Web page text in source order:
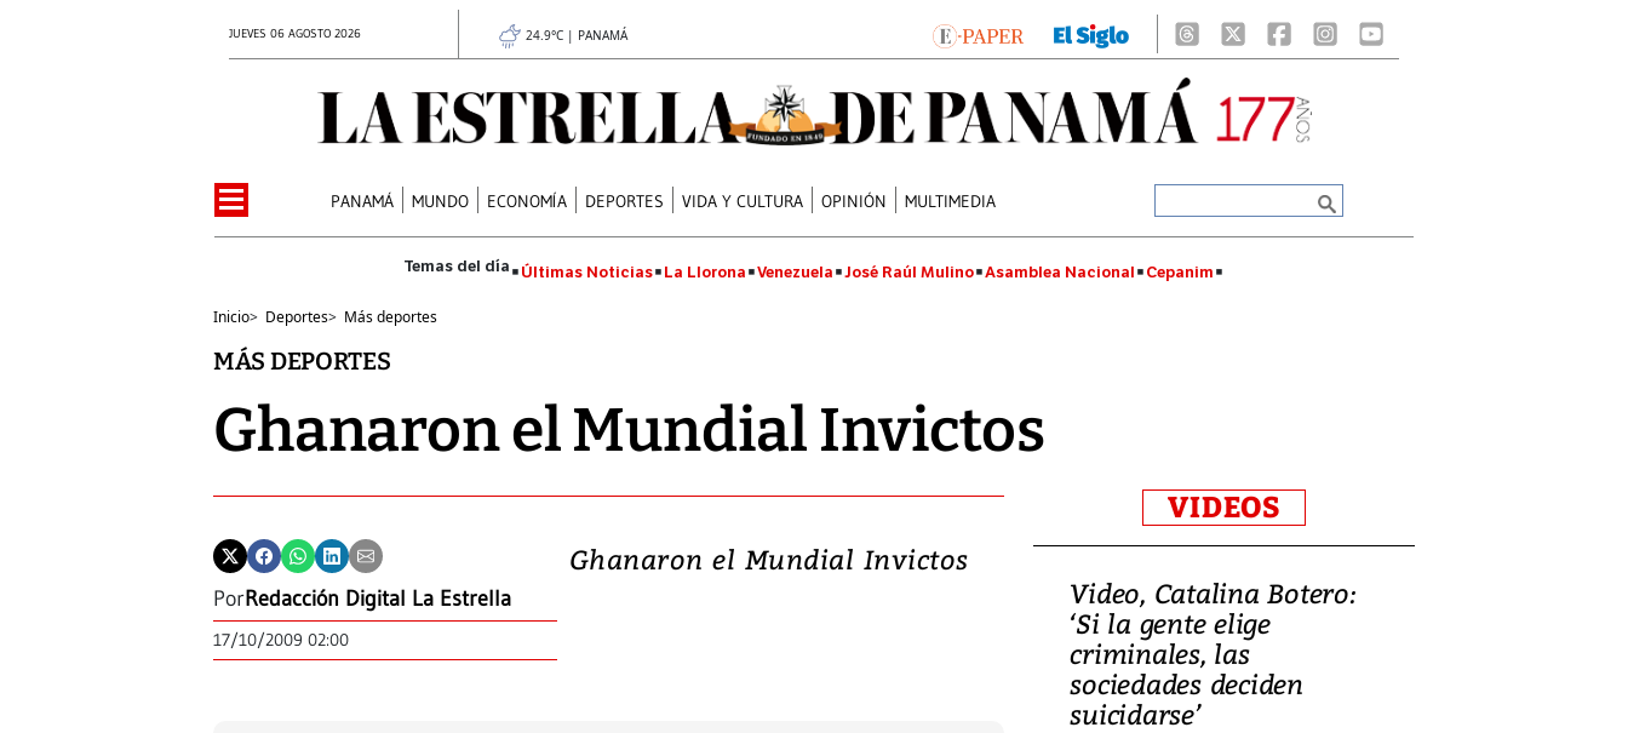
JUEVES 06 AGOSTO 2026 24.9°C | PANAMÁ
PANAMÁ MUNDO ECONOMÍA DEPORTES VIDA Y CULTURA OPINIÓN MULTIMEDIA
Últimas Noticias La Llorona Venezuela José Raúl Mulino Asamblea Nacional Cepanim
Inicio> Deportes> Más deportes
MÁS DEPORTES
Ghanaron el Mundial Invictos
PorRedacción Digital La Estrella
17/10/2009 02:00
Ghanaron el Mundial Invictos
VIDEOS
Video, Catalina Botero:
‘Si la gente elige
criminales, las
sociedades deciden
suicidarse’